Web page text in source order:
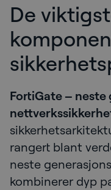
De
FortiGate –
rangert blant
neste
kombinerer dyp